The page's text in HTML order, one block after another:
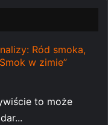
Ród smoka,
w zimie”
to może